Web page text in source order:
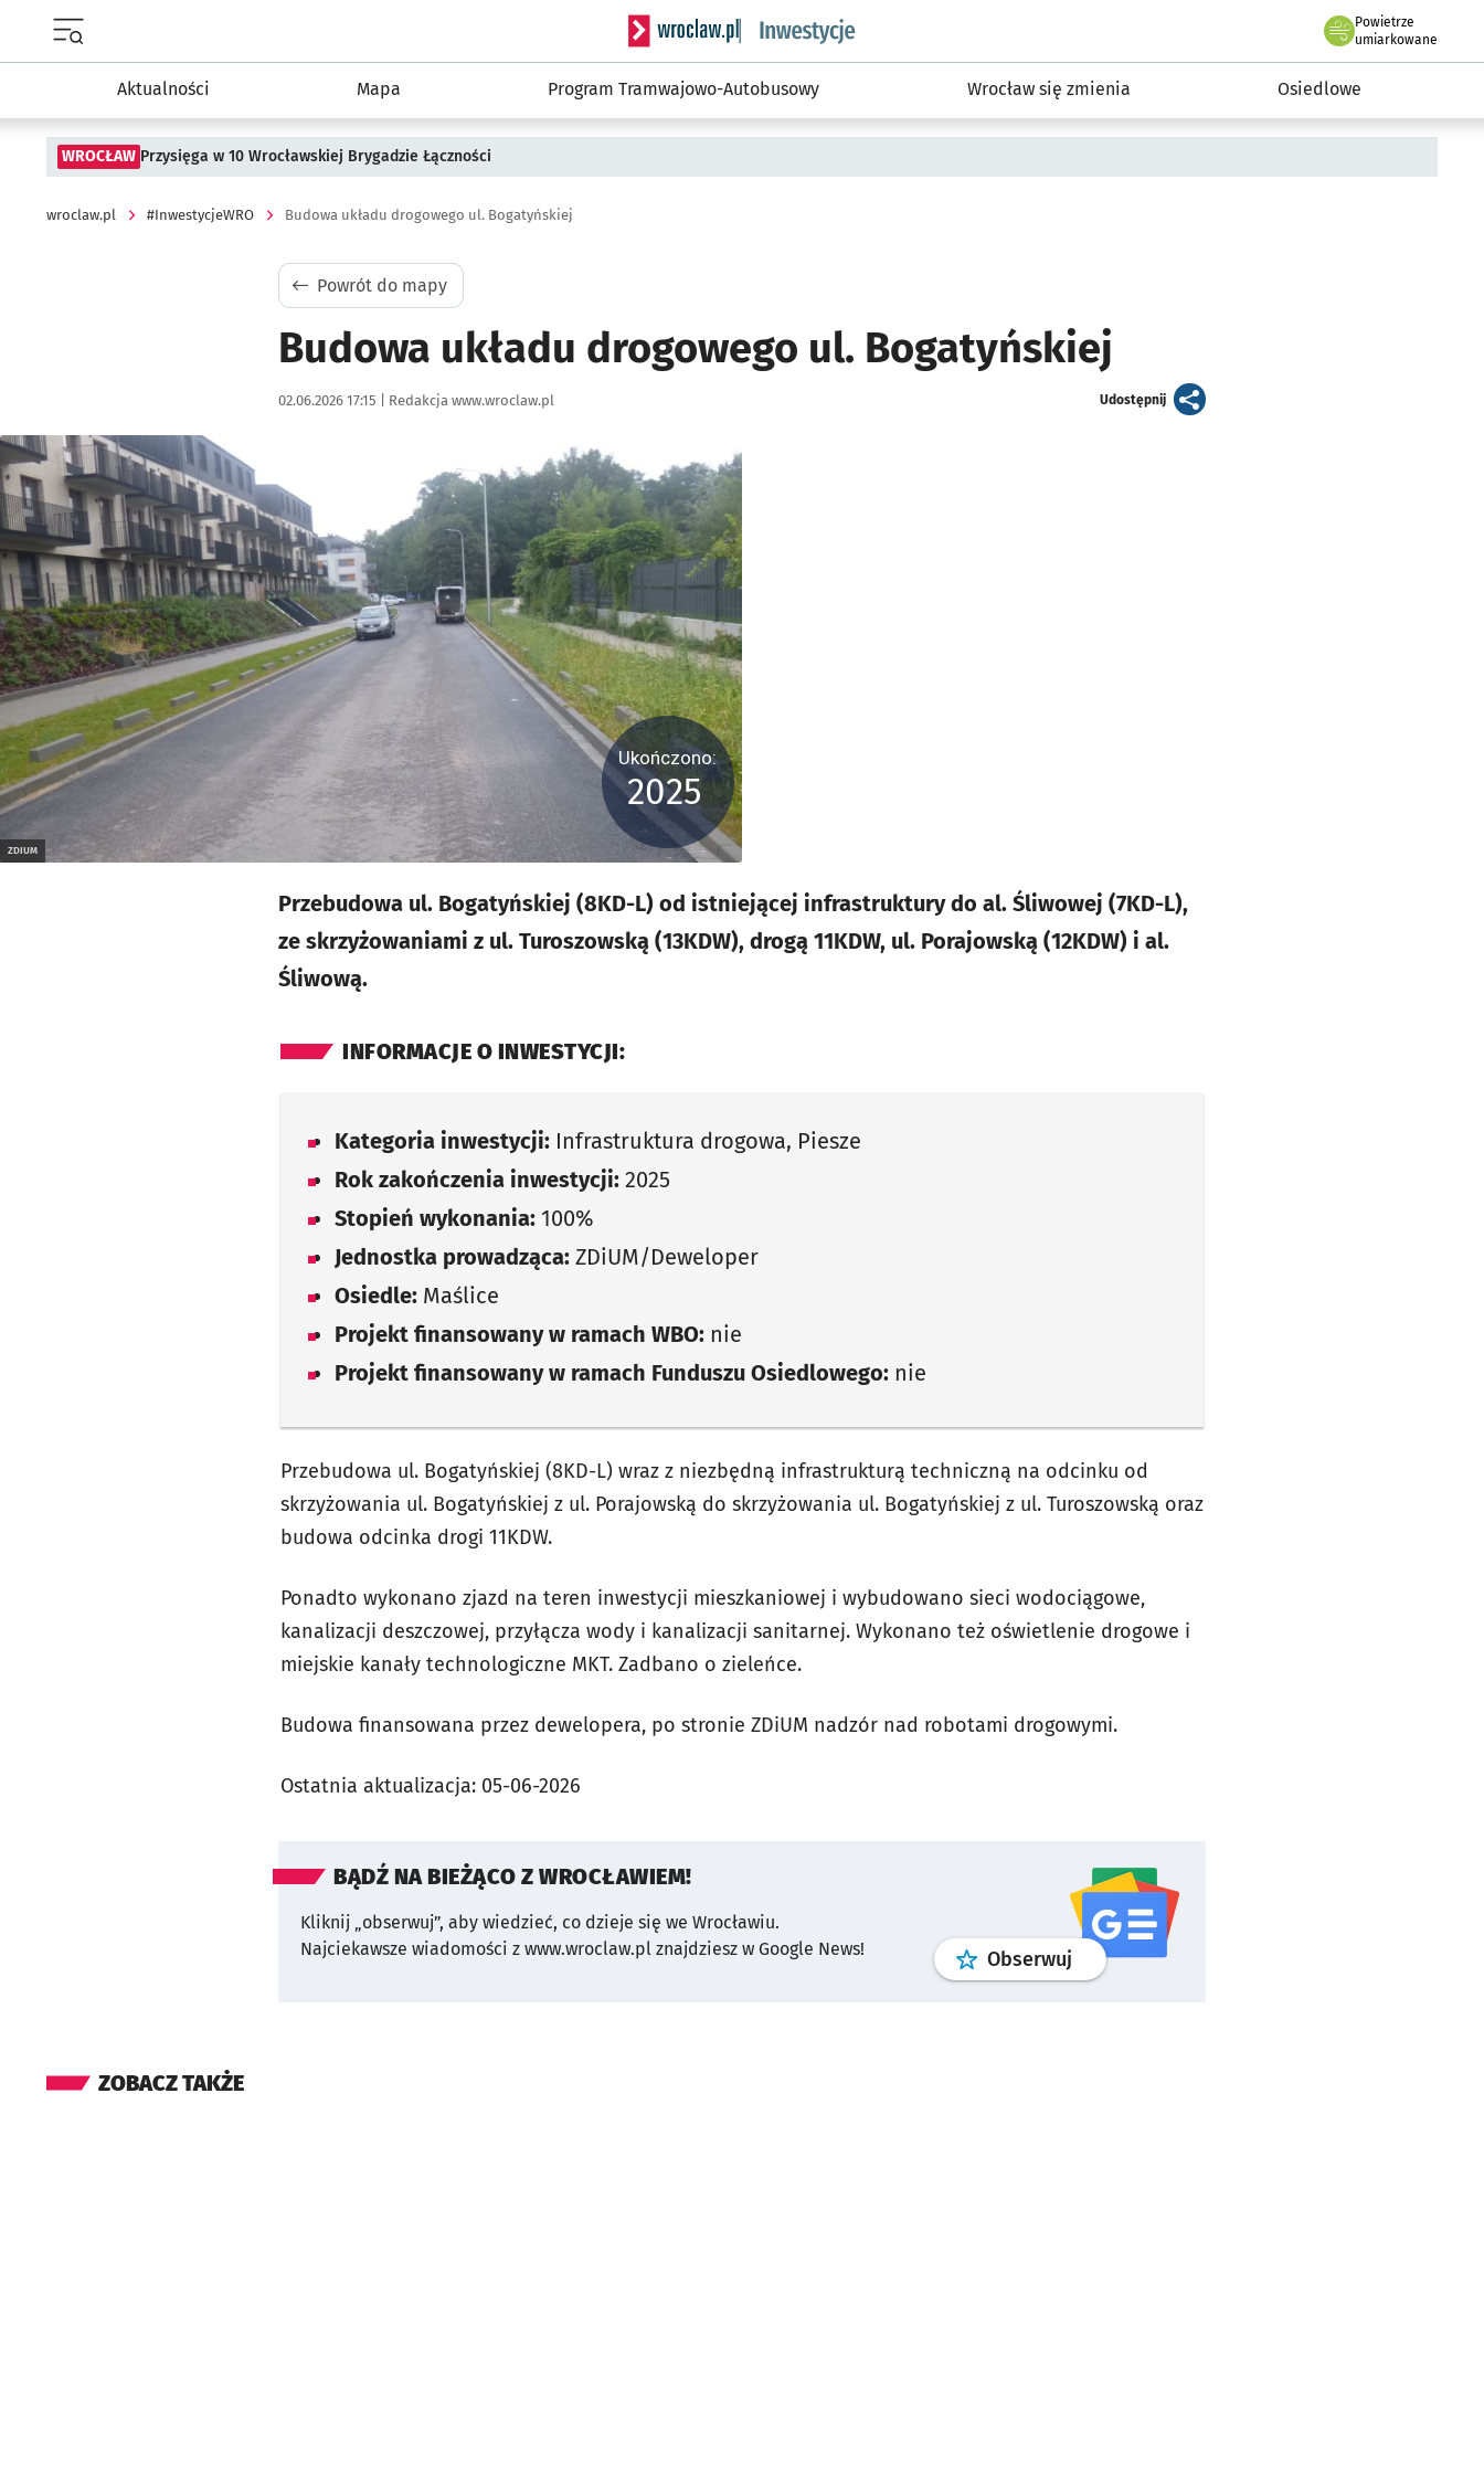
Serwis informacyjny wroclaw.pl podserwis: #InwestycjeWRO - miejskie inwestycje 2019-2032
Powietrze
we Wrocławiu
umiarkowane
Aktualności Mapa Program Tramwajowo-Autobusowy Wrocław się zmienia Osiedlowe
WROCŁAW Przysięga w 10 Wrocławskiej Brygadzie Łączności
wroclaw.pl #InwestycjeWRO Budowa układu drogowego ul. Bogatyńskiej
Powrót do mapy
Budowa układu drogowego ul. Bogatyńskiej
Data publikacji:
02.06.2026 17:15 | Autor:
Redakcja www.wroclaw.pl Udostępnijartykuł
Kliknij, aby powiększyć
ZDIUM
Ukończono:
2025
Przebudowa ul. Bogatyńskiej (8KD-L) od istniejącej infrastruktury do al. Śliwowej (7KD-L),
ze skrzyżowaniami z ul. Turoszowską (13KDW), drogą 11KDW, ul. Porajowską (12KDW) i al.
Śliwową.
INFORMACJE O INWESTYCJI:
Kategoria inwestycji: Infrastruktura drogowa, Piesze
Rok zakończenia inwestycji: 2025
Stopień wykonania: 100%
Jednostka prowadząca: ZDiUM/Deweloper
Osiedle: Maślice
Projekt finansowany w ramach WBO: nie
Projekt finansowany w ramach Funduszu Osiedlowego: nie
Przebudowa ul. Bogatyńskiej (8KD-L) wraz z niezbędną infrastrukturą techniczną na odcinku od
skrzyżowania ul. Bogatyńskiej z ul. Porajowską do skrzyżowania ul. Bogatyńskiej z ul. Turoszowską oraz
budowa odcinka drogi 11KDW.
Ponadto wykonano zjazd na teren inwestycji mieszkaniowej i wybudowano sieci wodociągowe,
kanalizacji deszczowej, przyłącza wody i kanalizacji sanitarnej. Wykonano też oświetlenie drogowe i
miejskie kanały technologiczne MKT. Zadbano o zieleńce.
Budowa finansowana przez dewelopera, po stronie ZDiUM nadzór nad robotami drogowymi.
Ostatnia aktualizacja: 05-06-2026
BĄDŹ NA BIEŻĄCO Z WROCŁAWIEM!
Kliknij „obserwuj”, aby wiedzieć, co dzieje się we Wrocławiu.
Najciekawsze wiadomości z www.wroclaw.pl znajdziesz w Google News!
Obserwuj profilgoogle news
ZOBACZ TAKŻE